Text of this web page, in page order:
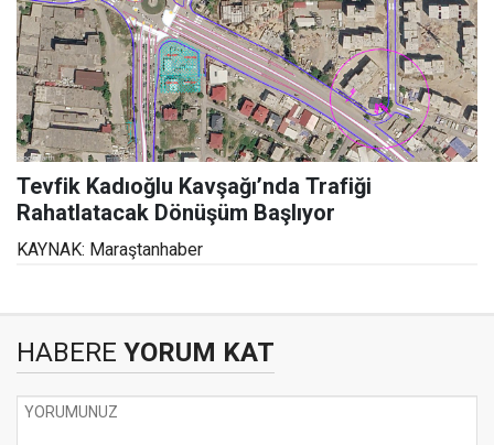
Tevfik Kadıoğlu Kavşağı’nda Trafiği
Rahatlatacak Dönüşüm Başlıyor
KAYNAK: Maraştanhaber
HABERE YORUM KAT